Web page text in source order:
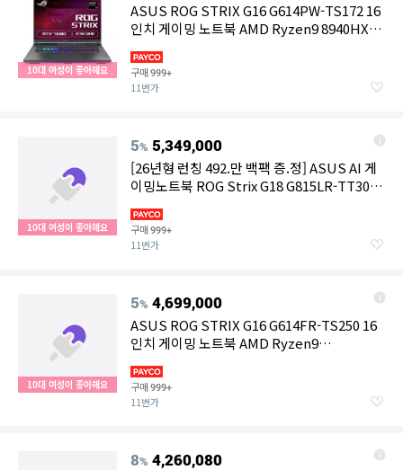
10대 여성이 좋아해요
ASUS ROG STRIX G16 G614PW-TS172 16
인치 게이밍 노트북 AMD Ryzen9 8940HX
구매999+
11번가
10대 여성이 좋아해요
5% 5,349,000
[26년형 런칭 492.만 백팩 증.정] ASUS AI 게
이밍노트북 ROG Strix G18 G815LR-TT302
1TB
구매999+
11번가
10대 여성이 좋아해요
5% 4,699,000
ASUS ROG STRIX G16 G614FR-TS250 16
인치 게이밍 노트북 AMD Ryzen9
스
구매999+
11번가
8% 4,260,080